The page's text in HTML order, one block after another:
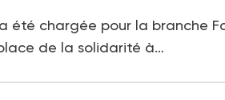
été chargée pour la branche
de la solidarité à…